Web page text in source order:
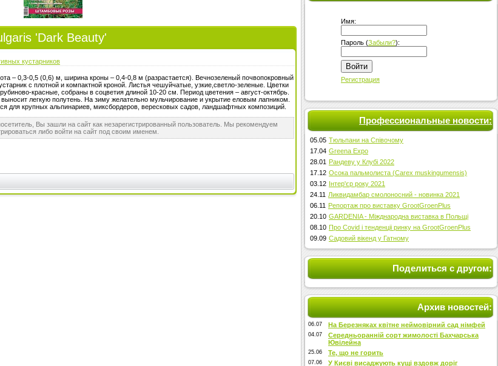
'Dark Beauty'
кустарников
– 0,3-0,5 (0,6) м, ширина кроны – 0,4-0,8 м (разрастается). Вечнозеленый почвопокровный
с плотной и компактной кроной. Листья чешуйчатые, узкие,светло-зеленые. Цветки
красные, собраны в соцветия длиной 10-20 см. Период цветения – август-октябрь.
легкую полутень. На зиму желательно мульчирование и укрытие еловым лапником.
для крупных альпинариев, миксбордеров, вересковых садов, ландшафтных композиций.
Вы зашли на сайт как незарегистрированный пользователь. Мы рекомендуем
либо войти на сайт под своим именем.
Имя:
Пароль (Забыли?):
Войти
Регистрация
Профессиональные новости:
05.05 Тюльпани на Співочому
17.04 Greena Expo
28.01 Рандеву у Клубі 2022
17.12 Осока пальмолиста (Carex muskingumensis)
03.12 Інтер'єр року 2021
24.11 Ликвидамбар смолоносний - новинка 2021
06.11 Репортаж про виставку GrootGroenPlus
20.10 GARDENIA - Міжднародна виставка в Польщі
08.10 Про Covid і тенденціі ринку на GrootGroenPlus
09.09 Садовий вікенд у Гатному
Поделиться с другом:
Архив новостей:
06.07 На Березняках квітне неймовірний сад німфей
04.07
Середньоранній сорт жимолості Бахчарська
Ювілейна
25.06 Те, що не горить
07.06 У Києві висаджують кущі вздовж доріг